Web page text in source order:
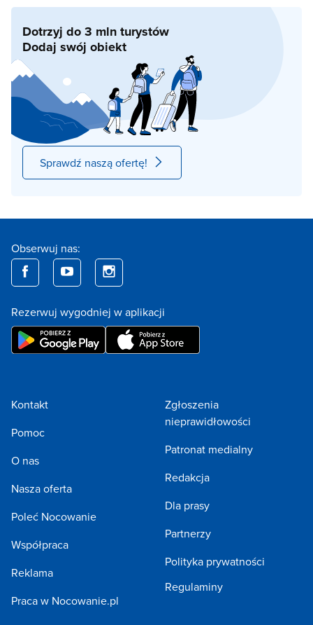
Dotrzyj do 3 mln turystów
Dodaj swój obiekt
Sprawdź naszą ofertę!
Obserwuj nas:
Rezerwuj wygodniej w aplikacji
Kontakt
Pomoc
O nas
Nasza oferta
Poleć Nocowanie
Współpraca
Reklama
Praca w Nocowanie.pl
Zgłoszenia
nieprawidłowości
Patronat medialny
Redakcja
Dla prasy
Partnerzy
Polityka prywatności
Regulaminy